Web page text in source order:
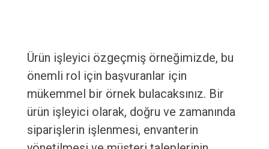
Ürün işleyici özgeçmiş örneğimizde, bu
önemli rol için başvuranlar için
mükemmel bir örnek bulacaksınız. Bir
ürün işleyici olarak, doğru ve zamanında
siparişlerin işlenmesi, envanterin